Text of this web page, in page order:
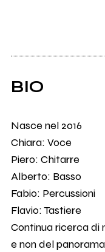
BIO
Nasce nel 2016
Chiara: Voce
Piero: Chitarre
Alberto: Basso
Fabio: Percussioni
Flavio: Tastiere
Continua ricerca di
e non del